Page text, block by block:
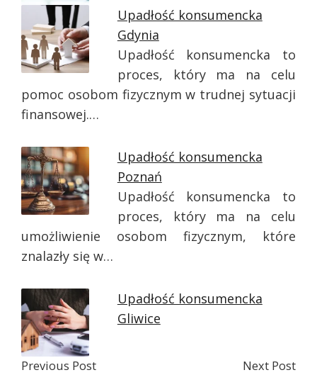
Upadłość konsumencka
Gdynia
Upadłość konsumencka to
proces, który ma na celu
pomoc osobom fizycznym w trudnej sytuacji
finansowej.…
Upadłość konsumencka
Poznań
Upadłość konsumencka to
proces, który ma na celu
umożliwienie osobom fizycznym, które
znalazły się w…
Upadłość konsumencka
Gliwice
Previous Post Next Post